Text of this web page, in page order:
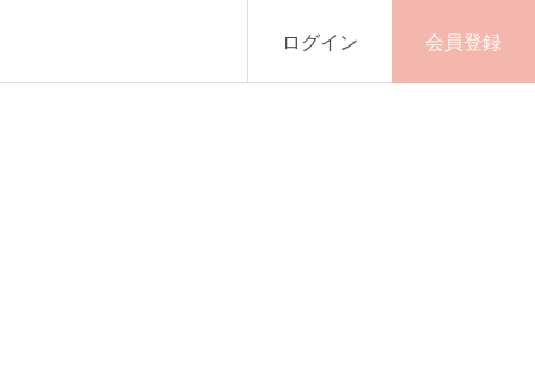
ログイン 会員登録